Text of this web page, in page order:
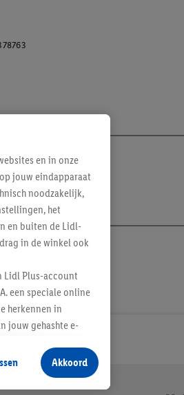
en in onze
jouw eindapparaat
noodzakelijk,
het
en buiten de Lidl-
in de winkel ook
Lidl Plus-account
een speciale online
herkennen in
jouw gehashte e-
producten waarin je
te plaatsen
Akkoord